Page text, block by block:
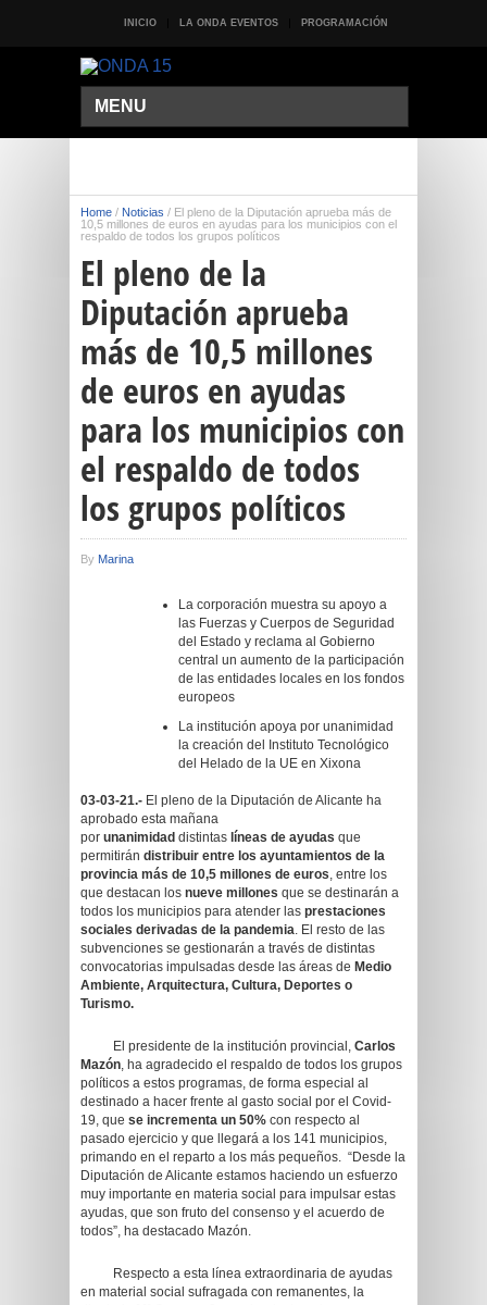
INICIO LA ONDA EVENTOS PROGRAMACIÓN
MENU
Home / Noticias / El pleno de la Diputación aprueba más de
10,5 millones de euros en ayudas para los municipios con el
respaldo de todos los grupos políticos
El pleno de la
Diputación aprueba
más de 10,5 millones
de euros en ayudas
para los municipios con
el respaldo de todos
los grupos políticos
By Marina
La corporación muestra su apoyo a
las Fuerzas y Cuerpos de Seguridad
del Estado y reclama al Gobierno
central un aumento de la participación
de las entidades locales en los fondos
europeos
La institución apoya por unanimidad
la creación del Instituto Tecnológico
del Helado de la UE en Xixona
03-03-21.- El pleno de la Diputación de Alicante ha
aprobado esta mañana
por unanimidad distintas líneas de ayudas que
permitirán distribuir entre los ayuntamientos de la
provincia más de 10,5 millones de euros, entre los
que destacan los nueve millones que se destinarán a
todos los municipios para atender las prestaciones
sociales derivadas de la pandemia. El resto de las
subvenciones se gestionarán a través de distintas
convocatorias impulsadas desde las áreas de Medio
Ambiente, Arquitectura, Cultura, Deportes o
Turismo.
El presidente de la institución provincial, Carlos
Mazón, ha agradecido el respaldo de todos los grupos
políticos a estos programas, de forma especial al
destinado a hacer frente al gasto social por el Covid-
19, que se incrementa un 50% con respecto al
pasado ejercicio y que llegará a los 141 municipios,
primando en el reparto a los más pequeños. “Desde la
Diputación de Alicante estamos haciendo un esfuerzo
muy importante en materia social para impulsar estas
ayudas, que son fruto del consenso y el acuerdo de
todos”, ha destacado Mazón.
Respecto a esta línea extraordinaria de ayudas
en material social sufragada con remanentes, la